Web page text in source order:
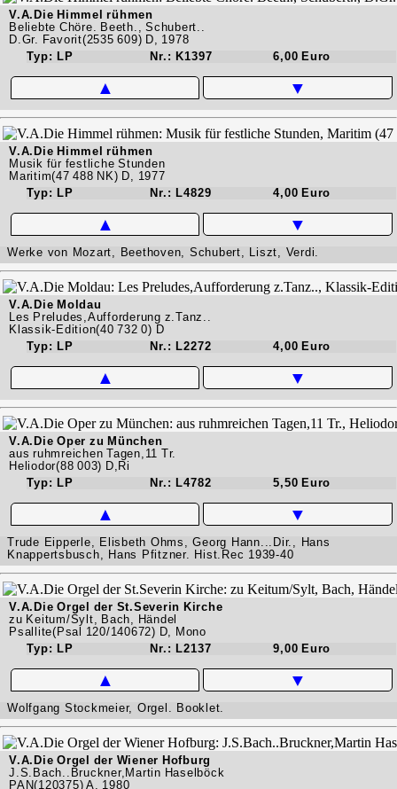
V.A.Die Himmel rühmen
Beliebte Chöre. Beeth., Schubert..
D.Gr. Favorit(2535 609) D, 1978
Typ: LP
Nr.: K1397 6,00 Euro
▲ ▼
V.A.Die Himmel rühmen
Musik für festliche Stunden
Maritim(47 488 NK) D, 1977
Typ: LP
Nr.: L4829 4,00 Euro
▲ ▼
Werke von Mozart, Beethoven, Schubert, Liszt, Verdi.
V.A.Die Moldau
Les Preludes,Aufforderung z.Tanz..
Klassik-Edition(40 732 0) D
Typ: LP
Nr.: L2272 4,00 Euro
▲ ▼
V.A.Die Oper zu München
aus ruhmreichen Tagen,11 Tr.
Heliodor(88 003) D,Ri
Typ: LP
Nr.: L4782 5,50 Euro
▲ ▼
Trude Eipperle, Elisbeth Ohms, Georg Hann...Dir., Hans
Knappertsbusch, Hans Pfitzner. Hist.Rec 1939-40
V.A.Die Orgel der St.Severin Kirche
zu Keitum/Sylt, Bach, Händel
Psallite(Psal 120/140672) D, Mono
Typ: LP
Nr.: L2137 9,00 Euro
▲ ▼
Wolfgang Stockmeier, Orgel. Booklet.
V.A.Die Orgel der Wiener Hofburg
J.S.Bach..Bruckner,Martin Haselböck
PAN(120375) A, 1980